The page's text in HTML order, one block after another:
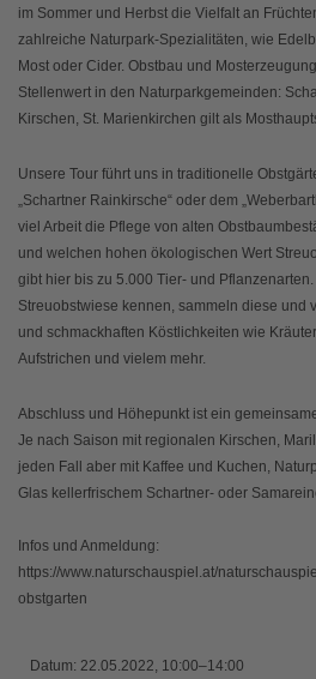
im Sommer und Herbst die Vielfalt an
zahlreiche Naturpark-Spezialitäten, wie
Most oder Cider. Obstbau und
Stellenwert in den Naturparkgemeinden:
Kirschen, St. Marienkirchen gilt als
Unsere Tour führt uns in traditionelle
„Schartner Rainkirsche“ oder dem
viel Arbeit die Pflege von alten
und welchen hohen ökologischen Wert
gibt hier bis zu 5.000 Tier- und
Streuobstwiese kennen, sammeln diese und
und schmackhaften Köstlichkeiten wie
Aufstrichen und vielem mehr.
Abschluss und Höhepunkt ist ein
Je nach Saison mit regionalen Kirschen,
jeden Fall aber mit Kaffee und Kuchen,
Glas kellerfrischem Schartner- oder
Infos und Anmeldung:
https://www.naturschauspiel.at/
obstgarten
Datum: 22.05.2022, 10:00–14:00